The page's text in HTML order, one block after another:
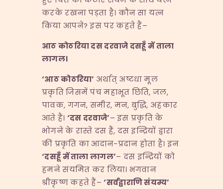
करके रखना पड़ता है। कौन सा यत्न
किया आपने? इस पर कहते हैं–
आठ कोठरिया दस दरवाजे दसहूँ में ताला
लागल।
‘आठ कोठरिया’ अर्थात् अष्टधा मूल
प्रकृति जिसमें पंच महाभूत छिति, जल,
पावक, गगन, समीर, मन, बुद्धि, अहंकार
आते हैं। ‘दस दरवाजे’– इस प्रकृति के
भोगने के रास्ते दस हैं, दस इन्द्रियों द्वारा
की प्रकृति का आदान-प्रदान होता है। इन
‘दसहूँ में ताला लागल’– दस इन्द्रियों को
हमने संयमित कर लिया। भगवान
श्रीकृष्ण कहते हैं–‘सर्वद्वाराणि संयम्य’